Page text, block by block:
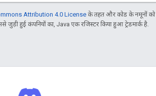
Attribution 4.0 License के तहत और कोड के नमूनों को
हुई कंपनियों का, Java एक रजिस्टर किया हुआ ट्रेडमार्क है.